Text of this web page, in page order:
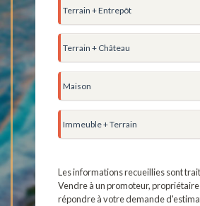
Terrain + Entrepôt
Terrain + Château
Maison
Immeuble + Terrain
Les informations recueillies sont
Vendre à un promoteur,
répondre à votre demande